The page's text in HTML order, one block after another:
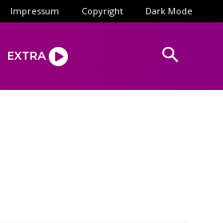
Impressum Copyright Dark Mode
EXTRA